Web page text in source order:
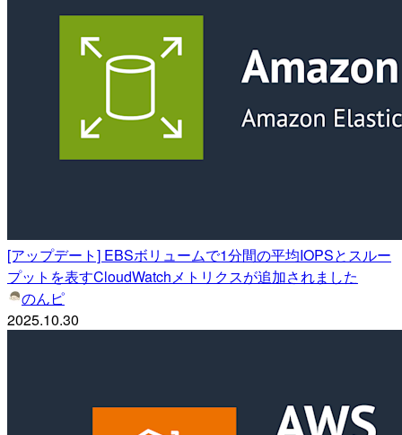
[アップデート] EBSボリュームで1分間の平均IOPSとスルー
プットを表すCloudWatchメトリクスが追加されました
のんピ
2025.10.30